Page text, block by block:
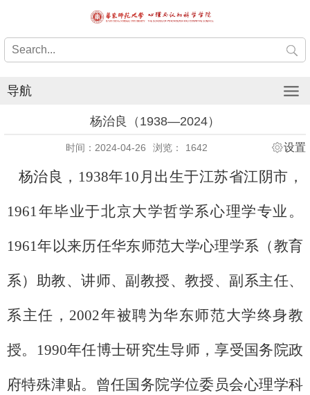
导航
杨治良（1938—2024）
时间：2024-04-26 浏览： 1642 设置
杨治良，1938年10月出生于江苏省江阴市，
1961年毕业于北京大学哲学系心理学专业。
1961年以来历任华东师范大学心理学系（教育
系）助教、讲师、副教授、教授、副系主任、
系主任，2002年被聘为华东师范大学终身教
授。1990年任博士研究生导师，享受国务院政
府特殊津贴。曾任国务院学位委员会心理学科